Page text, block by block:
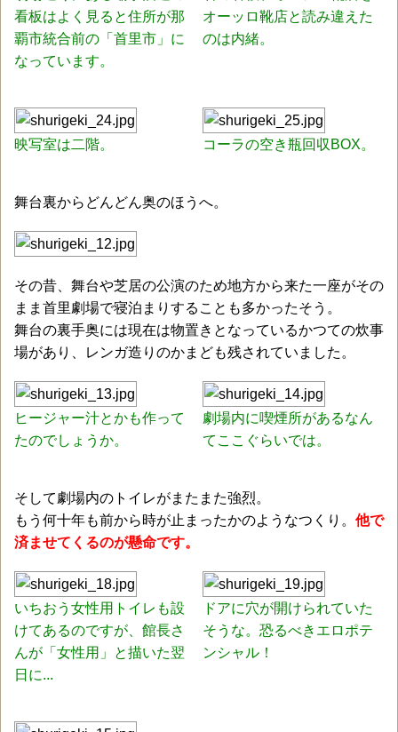
看板はよく見ると住所が那
覇市統合前の「首里市」に
なっています。
オーッロ靴店と読み違えた
のは内緒。
映写室は二階。 コーラの空き瓶回収BOX。
舞台裏からどんどん奥のほうへ。
その昔、舞台や芝居の公演のため地方から来た一座がその
まま首里劇場で寝泊まりすることも多かったそう。
舞台の裏手奥には現在は物置きとなっているかつての炊事
場があり、レンガ造りのかまども残されていました。
ヒージャー汁とかも作って
たのでしょうか。
劇場内に喫煙所があるなん
てここぐらいでは。
そして劇場内のトイレがまたまた強烈。
もう何十年も前から時が止まったかのようなつくり。 他で
済ませてくるのが懸命です。
いちおう女性用トイレも設
けてあるのですが、館長さ
んが「女性用」と描いた翌
日に...
ドアに穴が開けられていた
そうな。恐るべきエロポテ
ンシャル！